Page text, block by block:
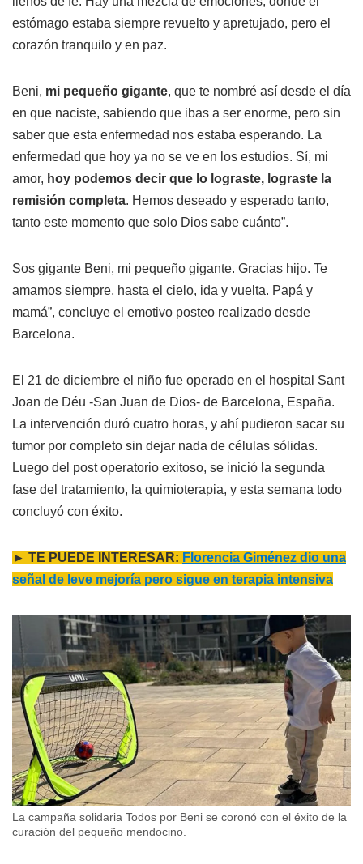
estómago estaba siempre revuelto y apretujado, pero el
corazón tranquilo y en paz.
Beni, mi pequeño gigante, que te nombré así desde el día
en que naciste, sabiendo que ibas a ser enorme, pero sin
saber que esta enfermedad nos estaba esperando. La
enfermedad que hoy ya no se ve en los estudios. Sí, mi
amor, hoy podemos decir que lo lograste, lograste la
remisión completa. Hemos deseado y esperado tanto,
tanto este momento que solo Dios sabe cuánto”.
Sos gigante Beni, mi pequeño gigante. Gracias hijo. Te
amamos siempre, hasta el cielo, ida y vuelta. Papá y
mamá”, concluye el emotivo posteo realizado desde
Barcelona.
El 21 de diciembre el niño fue operado en el hospital Sant
Joan de Déu -San Juan de Dios- de Barcelona, España.
La intervención duró cuatro horas, y ahí pudieron sacar su
tumor por completo sin dejar nada de células sólidas.
Luego del post operatorio exitoso, se inició la segunda
fase del tratamiento, la quimioterapia, y esta semana todo
concluyó con éxito.
► TE PUEDE INTERESAR: Florencia Giménez dio una
señal de leve mejoría pero sigue en terapia intensiva
La campaña solidaria Todos por Beni se coronó con el éxito de la
curación del pequeño mendocino.